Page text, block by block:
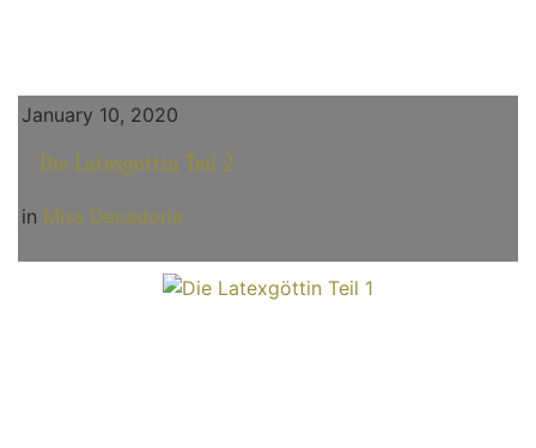
January 10, 2020
Die Latexgöttin Teil 2
in Miss Decadoria